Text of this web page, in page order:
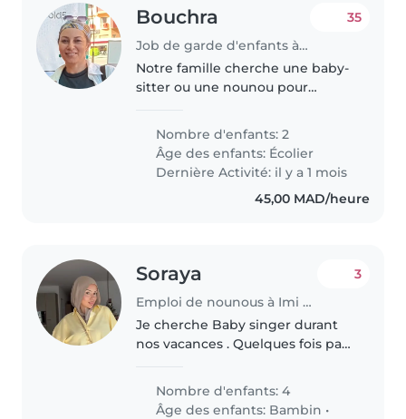
Bouchra
Job de garde d'enfants à Marrakech
35
Notre famille cherche une baby-
sitter ou une nounou pour
en âge d'aller à l'école primaire.
Ils sont énergiques, sportifs et
très bavards ! Nous avons..
Nombre d'enfants: 2
Âge des enfants: Écolier
Dernière Activité: il y a 1 mois
45,00 MAD/heure
Soraya
Emploi de nounous à Imi Ouaddar
3
Je cherche Baby singer durant
nos vacances . Quelques fois par
Nombre d'enfants: 4
Âge des enfants: Bambin •